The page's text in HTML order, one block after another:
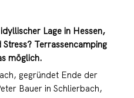
Lage in Hessen,
Terrassencamping
möglich.
gegründet Ende der
Bauer in Schlierbach,